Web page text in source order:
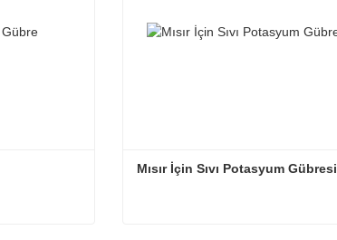
Mısır İçin Sıvı Potasyum Gübresi